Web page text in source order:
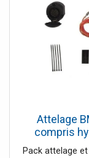
Attelage
compris
Faisceau
Pack attelage